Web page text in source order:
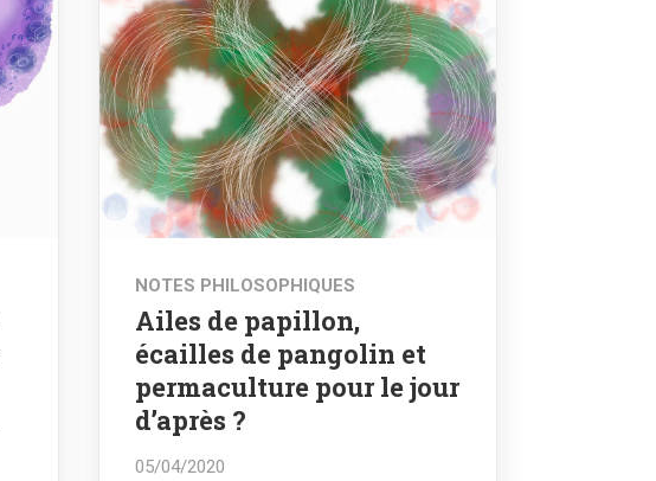
NOTES PHILOSOPHIQUES
Ailes de papillon,
écailles de pangolin et
permaculture pour le jour
d’après ?
05/04/2020